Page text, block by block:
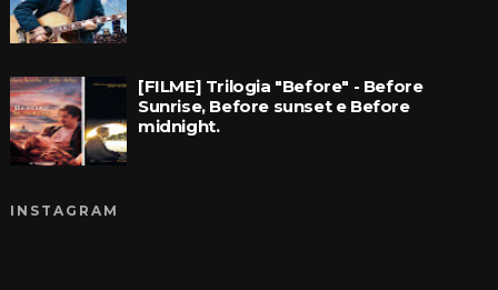
[FILME] Trilogia "Before" - Before
Sunrise, Before sunset e Before
midnight.
INSTAGRAM